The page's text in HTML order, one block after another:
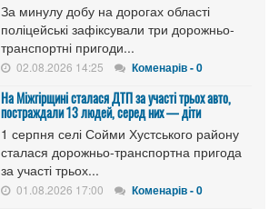
За минулу добу на дорогах області
поліцейські зафіксували три дорожньо-
транспортні пригоди...
02.08.2026 14:25 Коменарів - 0
На Міжгірщині сталася ДТП за участі трьох авто,
постраждали 13 людей, серед них — діти
1 серпня селі Сойми Хустського району
сталася дорожньо-транспортна пригода
за участі трьох...
01.08.2026 17:00 Коменарів - 0